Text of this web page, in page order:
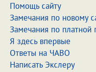
Помощь сайту
Замечания по новому
Замечания по платной
Я здесь впервые
Ответы на ЧАВО
Написать Экслеру